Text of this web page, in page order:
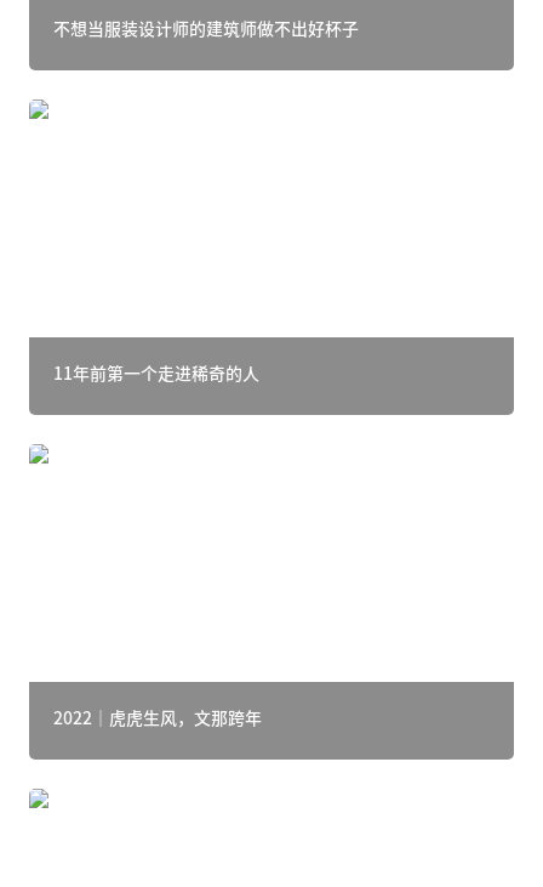
不想当服装设计师的建筑师做不出好杯子
11年前第一个走进稀奇的人
11年前第一个走进稀奇的人
2022｜虎虎生风，文那跨年
2022｜虎虎生风，文那跨年
2020｜阿那亚